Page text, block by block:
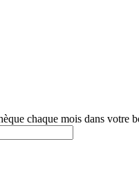
chaque mois dans votre